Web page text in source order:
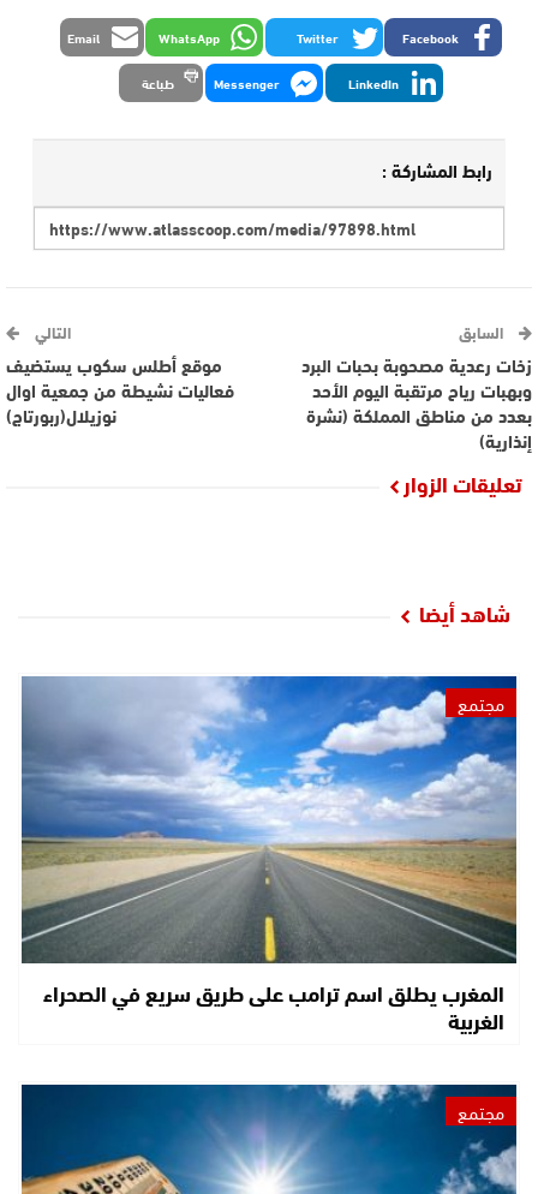
Facebook
Twitter
WhatsApp
Email
LinkedIn
Messenger طباعة
رابط المشاركة :
السابق
زخات رعدية مصحوبة بحبات البرد
وبهبات رياح مرتقبة اليوم الأحد
بعدد من مناطق المملكة (نشرة
إنذارية)
التالي
موقع أطلس سكوب يستضيف
فعاليات نشيطة من جمعية اوال
نوزيلال(ربورتاج)
تعليقات الزوار
شاهد أيضا
مجتمع
المغرب يطلق اسم ترامب على طريق سريع في الصحراء
الغربية
مجتمع